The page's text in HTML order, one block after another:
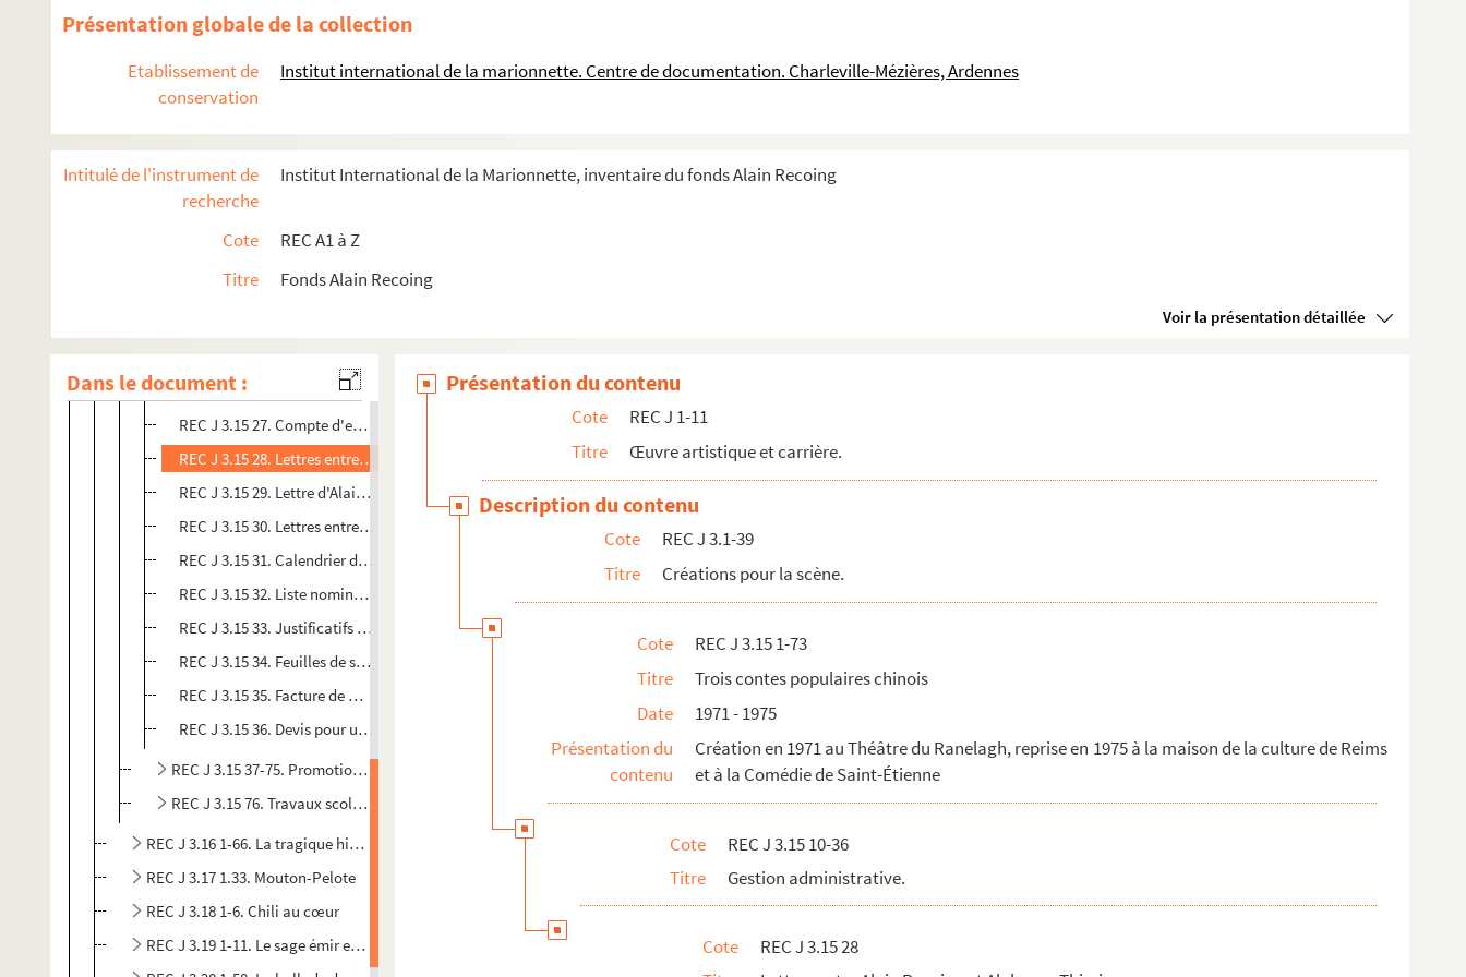
Présentation globale de la collection
Etablissement de
conservation
Institut international de la marionnette. Centre de documentation. Charleville-Mézières, Ardennes
Intitulé de l'instrument de
recherche
Institut International de la Marionnette, inventaire du fonds Alain Recoing
Cote
REC A1 à Z
Titre
Fonds Alain Recoing
Voir la présentation détaillée
Dans le document :
REC J 3.15 15. Contrat entre Alain Recoing et la mairie de Wissous pour représenter Trois contes populaires chinois...
REC J 3.15 17. Contrat entre Alain Recoing et Jean Mauroy pour représenter Trois contes populaires chinois, s.d.
REC J 3.15 19. Lettre d'Alain Recoing à Liliane Morin
REC J 3.15 20. Lettre de Claude Dufrane à Alain Recoing
REC J 3.15 23. Calendriers de la tournée des Trois contes populaires chinois
REC J 3.15 25. Lettre de P. Duverger à la Comédie de Saint-Étienne pour la tournée des Trois contes populaires chin...
REC J 3.15 26. Tableau de défraiements des comédiens de la tournée à Saint-Étienne des Trois contes populaires chin...
REC J 3.15 27. Compte d'exploitation de la tournée à Saint-Étienne des Trois contes populaires chinois
REC J 3.15 28. Lettres entre Alain Recoing et Alphonse Thivrier
REC J 3.15 29. Lettre d'Alain Recoing à Pierre Vial
REC J 3.15 30. Lettres entre Alain Recoing et G. Saby
REC J 3.15 31. Calendrier des passages des Trois contes populaires chinois à la salle des mutilés du travail de Sai...
REC J 3.15 32. Liste nominative des organisateurs des spectacles pour la tournée de Saint-Étienne des Trois contes ...
REC J 3.15 33. Justificatifs de paiement d'Alain Recoing pour des dépenses de la vie courante
REC J 3.15 34. Feuilles de salaires des interprètes des Trois contes populaires chinois à Ranelagh
REC J 3.15 35. Facture de Marie-José Bloncourt pour la ville de Nanterre
REC J 3.15 36. Devis pour une représentation des Trois contes populaires chinois, s.d.
REC J 3.15 37-75. Promotion et publicité.
REC J 3.15 76. Travaux scolaires
REC J 3.16 1-66. La tragique histoire et la fin lamentable du docteur Faust
REC J 3.17 1.33. Mouton-Pelote
REC J 3.18 1-6. Chili au cœur
REC J 3.19 1-11. Le sage émir et l’oiseau ocellé
Présentation du contenu
Cote
REC J 1-11
Titre
Œuvre artistique et carrière.
Description du contenu
Cote
REC J 3.1-39
Titre
Créations pour la scène.
Cote
REC J 3.15 1-73
Titre
Trois contes populaires chinois
Date
1971 - 1975
Présentation du
contenu
Création en 1971 au Théâtre du Ranelagh, reprise en 1975 à la maison de la culture de Reims
et à la Comédie de Saint-Étienne
Cote
REC J 3.15 10-36
Titre
Gestion administrative.
Cote
REC J 3.15 28